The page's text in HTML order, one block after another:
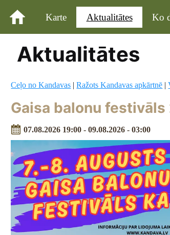
Karte Aktualitātes Ko
Aktualitātes
Ceļo no Kandavas |Ražots Kandavas apkārtnē |
Gaisa balonu
07.08.2026 19:00 - 09.08.2026 - 03:00